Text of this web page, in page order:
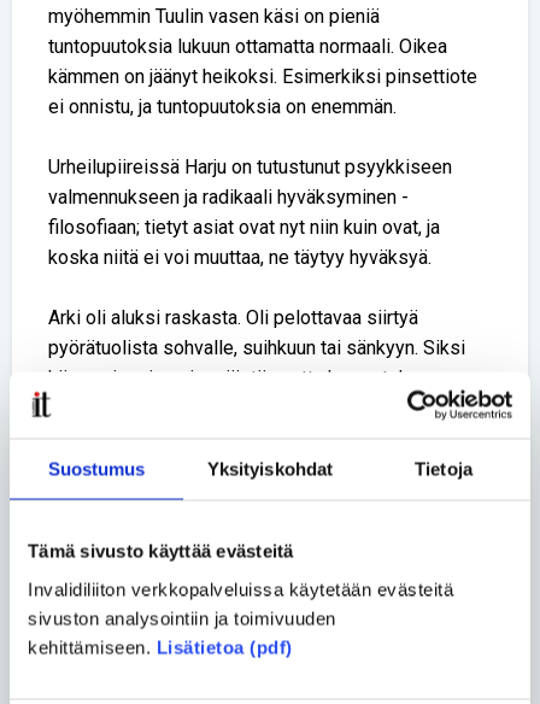
Suostumus Yksityiskohdat Tietoja
Tämä sivusto käyttää evästeitä
Invalidiliiton verkkopalveluissa käytetään evästeitä
sivuston analysointiin ja toimivuuden
kehittämiseen. Lisätietoa (pdf)
myöhemmin Tuulin vasen käsi on pieniä
tuntopuutoksia lukuun ottamatta normaali. Oikea
kämmen on jäänyt heikoksi. Esimerkiksi pinsettiote
ei onnistu, ja tuntopuutoksia on enemmän.
Urheilupiireissä Harju on tutustunut psyykkiseen
valmennukseen ja radikaali hyväksyminen -
filosofiaan; tietyt asiat ovat nyt niin kuin ovat, ja
koska niitä ei voi muuttaa, ne täytyy hyväksyä.
Arki oli aluksi raskasta. Oli pelottavaa siirtyä
pyörätuolista sohvalle, suihkuun tai sänkyyn. Siksi
hän asui pari ensimmäistä vuotta kerrostalossa
Tampereella, jossa päivysti avustajarinki. Harju
Laji hakusessa
Harju ei todellakaan hurahtanut tanssiin
ensikokeilulla. Ensimmäisen kerran hän kävi
tanssikurssilla Tampereella 2000-luvun puolivälissä.
Yksi kerta riitti silloin.